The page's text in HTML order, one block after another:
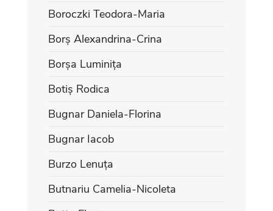
Boroczki Teodora-Maria
Borș Alexandrina-Crina
Borșa Luminița
Botiș Rodica
Bugnar Daniela-Florina
Bugnar Iacob
Burzo Lenuța
Butnariu Camelia-Nicoleta